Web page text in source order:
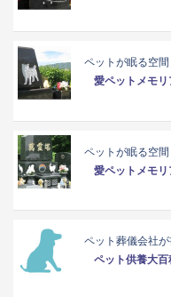
ペットが眠る空間
愛ペットメモ
ペットが眠る空間
愛ペットメモ
ペット葬儀会社
ペット供養大百